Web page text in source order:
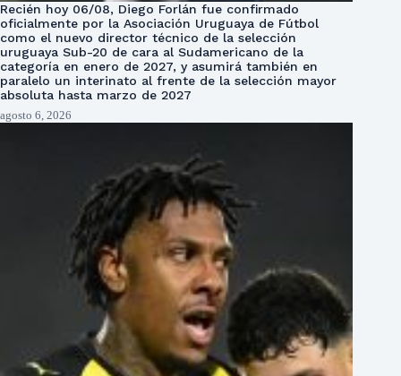
Recién hoy 06/08, Diego Forlán fue confirmado
oficialmente por la Asociación Uruguaya de Fútbol
como el nuevo director técnico de la selección
uruguaya Sub-20 de cara al Sudamericano de la
categoría en enero de 2027, y asumirá también en
paralelo un interinato al frente de la selección mayor
absoluta hasta marzo de 2027
agosto 6, 2026